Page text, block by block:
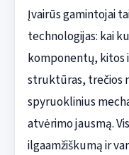
Įvairūs gamintojai
technologijas: kai
komponentų, kitos
struktūras, trečios
spyruoklinius
atvėrimo jausmą.
ilgaamžiškumą ir